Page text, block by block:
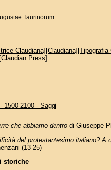
Taurinorum]
Claudiana][Claudiana][Tipografia
Press]
1500-2100 - Saggi
che abbiamo dentro di Giuseppe
del protestantesimo italiano? A
(13-25)
storiche